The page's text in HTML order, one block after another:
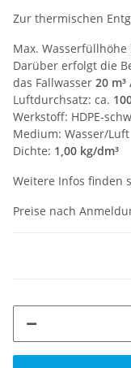
Zur thermischen
Max.
Darüber erfolgt die
das Fallwasser 20 m³
Luftdurchsatz: ca.
Werkstoff: HDPE-
Medium: Wasser/Luft
Dichte: 1,00 kg/dm³
Weitere Infos finden
Preise nach